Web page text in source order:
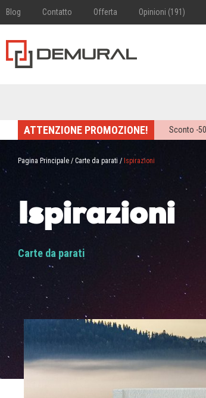
Blog Contatto Offerta Opinioni (191)
ATTENZIONE PROMOZIONE! Sconto -
Pagina Principale / Carte da parati / Ispirazioni
Ispirazioni
Carte da parati